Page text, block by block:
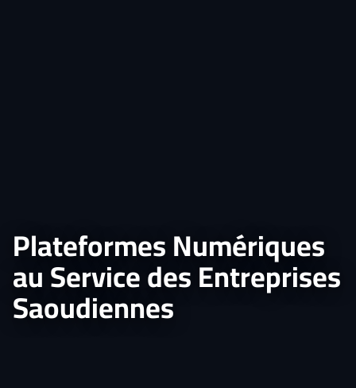
Plateformes Numériques
au Service des Entreprises
Saoudiennes